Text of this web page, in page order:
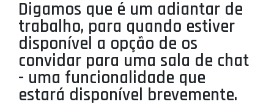
Digamos que é um adiantar de
trabalho, para quando estiver
disponível a opção de os
convidar para uma sala de chat
- uma funcionalidade que
estará disponível brevemente.